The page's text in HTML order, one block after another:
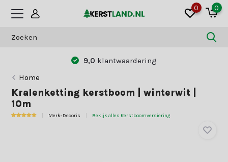
0 0
9,0 klantwaardering
Home
Kralenketting kerstboom | winterwit |
10m
Merk: Decoris Bekijk alles Kerstboomversiering